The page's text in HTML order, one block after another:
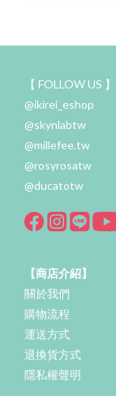
【 FOLLOW US 】
@ikirei_eshop
@skynlabtw
@millefee.tw
@rosyrosatw
@ducatotw
【商店介紹】
關於我們
購物流程
運送方式
退換貨方式
隱私權聲明